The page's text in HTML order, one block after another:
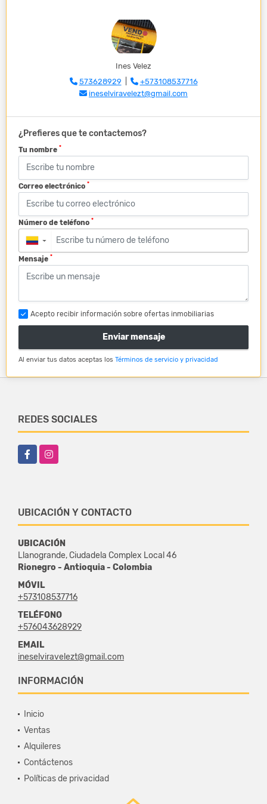
Ines Velez
573628929
+573108537716
ineselviravelezt@gmail.com
¿Prefieres que te contactemos?
Tu nombre *
Correo electrónico *
Número de teléfono *
▼
Mensaje *
Acepto recibir información sobre ofertas inmobiliarias
Enviar mensaje
Al enviar tus datos aceptas los Términos de servicio y privacidad
REDES SOCIALES
FacebookInstagram
UBICACIÓN Y CONTACTO
UBICACIÓN
Llanogrande, Ciudadela Complex Local 46
Rionegro - Antioquia - Colombia
MÓVIL
+573108537716
TELÉFONO
+576043628929
EMAIL
ineselviravelezt@gmail.com
INFORMACIÓN
Inicio
Ventas
Alquileres
Contáctenos
Políticas de privacidad